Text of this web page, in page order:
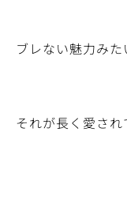
ブレない魅力みた
それが長く愛さ